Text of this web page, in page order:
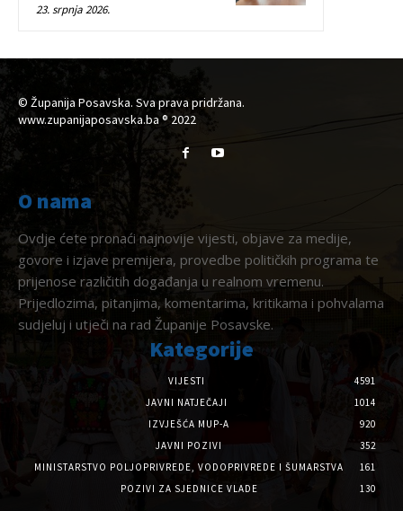
23. srpnja 2026.
© Županija Posavska. Sva prava pridržana.
www.zupanijaposavska.ba ® 2022
O nama
Ovdje ćete pronaći najnovije vijesti, objave za medije,
govore i izjave premijera, provedbe političkih programa te
prijenose različitih događanja u realnom vremenu.
Prijedlozima, pitanjima, komentarima, kritikama i pohvalama
sudjeluj i utječi na rad Županije Posavske.
Kategorije
VIJESTI
4591
JAVNI NATJEČAJI
1014
IZVJEŠĆA MUP-A
920
JAVNI POZIVI
352
MINISTARSTVO POLJOPRIVREDE, VODOPRIVREDE I ŠUMARSTVA
161
POZIVI ZA SJEDNICE VLADE
130